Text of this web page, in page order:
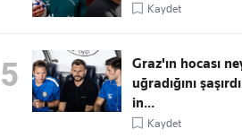
Kaydet
5
Graz'ın hocası
uğradığını
in...
Kaydet